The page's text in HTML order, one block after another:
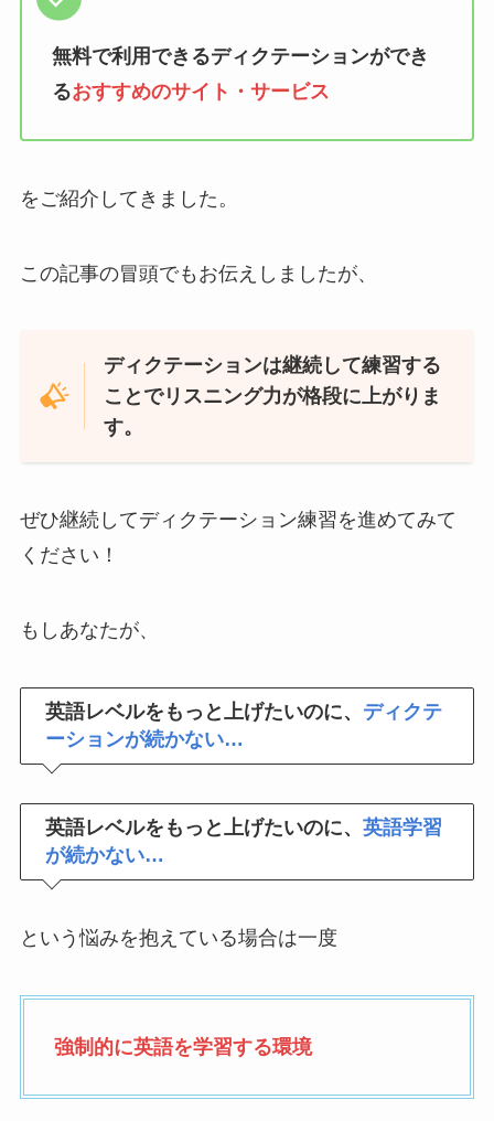
無料で利用できるディクテーションができ
るおすすめのサイト・サービス
をご紹介してきました。
この記事の冒頭でもお伝えしましたが、
ディクテーションは継続して練習する
ことでリスニング力が格段に上がりま
す。
ぜひ継続してディクテーション練習を進めてみて
ください！
もしあなたが、
英語レベルをもっと上げたいのに、 ディクテ
ーションが続かない…
英語レベルをもっと上げたいのに、英語学習
が続かない…
という悩みを抱えている場合は一度
強制的に英語を学習する環境